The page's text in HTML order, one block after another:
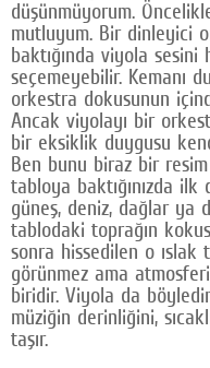
düşünmüyorum.
mutluyum. Bir dinleyici
baktığında viyola sesini
seçemeyebilir. Kemanı
orkestra dokusunun
Ancak viyolayı bir
bir eksiklik duygusu
Ben bunu biraz bir
tabloya baktığınızda
güneş, deniz, dağlar ya
tablodaki toprağın
sonra hissedilen o ıslak
görünmez ama
biridir. Viyola da
müziğin derinliğini,
taşır.